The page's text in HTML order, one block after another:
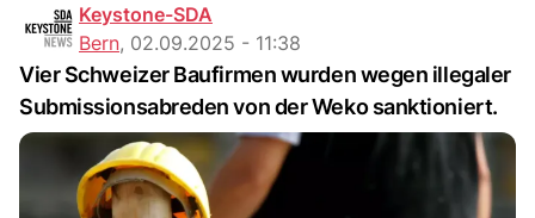
Keystone-SDA
Bern, 02.09.2025 - 11:38
Vier Schweizer Baufirmen wurden wegen illegaler
Submissionsabreden von der Weko sanktioniert.